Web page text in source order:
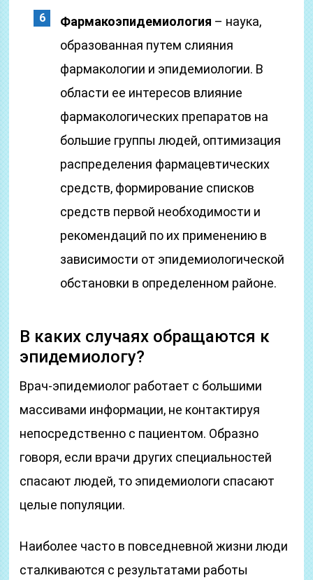
Фармакоэпидемиология – наука,
образованная путем слияния
фармакологии и эпидемиологии. В
области ее интересов влияние
фармакологических препаратов на
большие группы людей, оптимизация
распределения фармацевтических
средств, формирование списков
средств первой необходимости и
рекомендаций по их применению в
зависимости от эпидемиологической
обстановки в определенном районе.
В каких случаях обращаются к
эпидемиологу?
Врач-эпидемиолог работает с большими
массивами информации, не контактируя
непосредственно с пациентом. Образно
говоря, если врачи других специальностей
спасают людей, то эпидемиологи спасают
целые популяции.
Наиболее часто в повседневной жизни люди
сталкиваются с результатами работы